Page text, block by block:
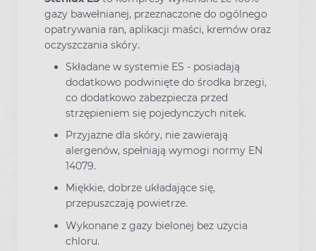
gazy bawełnianej, przeznaczone do ogólnego
opatrywania ran, aplikacji maści, kremów oraz
oczyszczania skóry.
Składane w systemie ES - posiadają
dodatkowo podwinięte do środka brzegi,
co dodatkowo zabezpiecza przed
strzępieniem się pojedynczych nitek.
Przyjazne dla skóry, nie zawierają
alergenów, spełniają wymogi normy EN
14079.
Miękkie, dobrze układające się,
przepuszczają powietrze.
Wykonane z gazy bielonej bez użycia
chloru.